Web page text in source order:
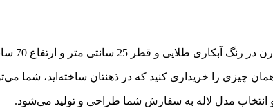
70 سانتی متر با مدرن‌ترین طراحی و بهترین متریال تولید شده است،
چیزی را خریداری کنید که در ذهنتان ساخته‌اید، شما
و انتخاب مدل لاله به سفارش شما طراحی و تولید می‌شود.